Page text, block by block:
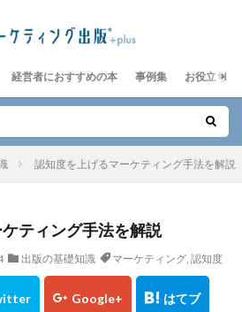
経営者におすすめの本 事例集 お役立ちレ
認知度を上げるマーケティング手法を解説
ティング手法を解説
出版の基礎知識 マーケティング, 認知度